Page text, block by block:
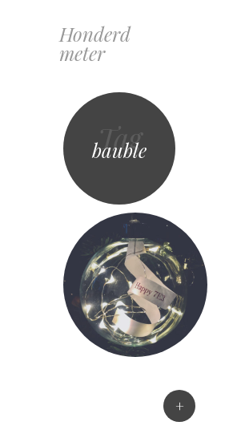
Honderd
meter
Spring
naar
Tag
bauble
+